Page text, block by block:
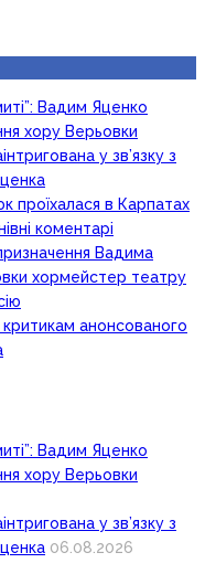
Вадим Яценко
хору Верьовки
у зв’язку з
проїхалася в Карпатах
коментарі
Вадима
хормейстер театру
критикам анонсованого
Вадим Яценко
хору Верьовки
у зв’язку з
06.08.2026